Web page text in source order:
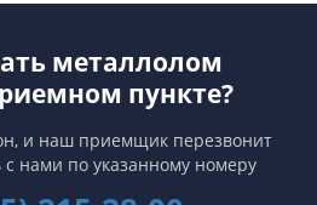
металлолом
пункте?
и наш приемщик перезвонит
с нами по указанному номеру